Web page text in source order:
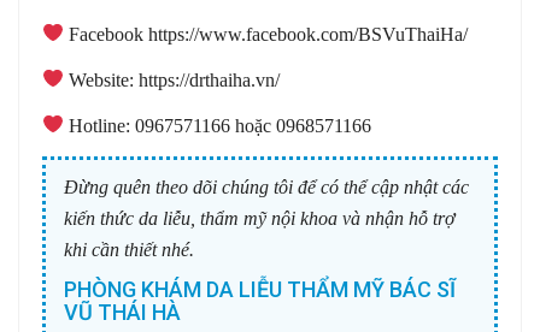
️ Facebook https://www.facebook.com/BSVuThaiHa/
️ Website: https://drthaiha.vn/
️ Hotline: 0967571166 hoặc 0968571166
Đừng quên theo dõi chúng tôi để có thể cập nhật các
kiến thức da liễu, thẩm mỹ nội khoa và nhận hỗ trợ
khi cần thiết nhé.
PHÒNG KHÁM DA LIỄU THẨM MỸ BÁC SĨ
VŨ THÁI HÀ